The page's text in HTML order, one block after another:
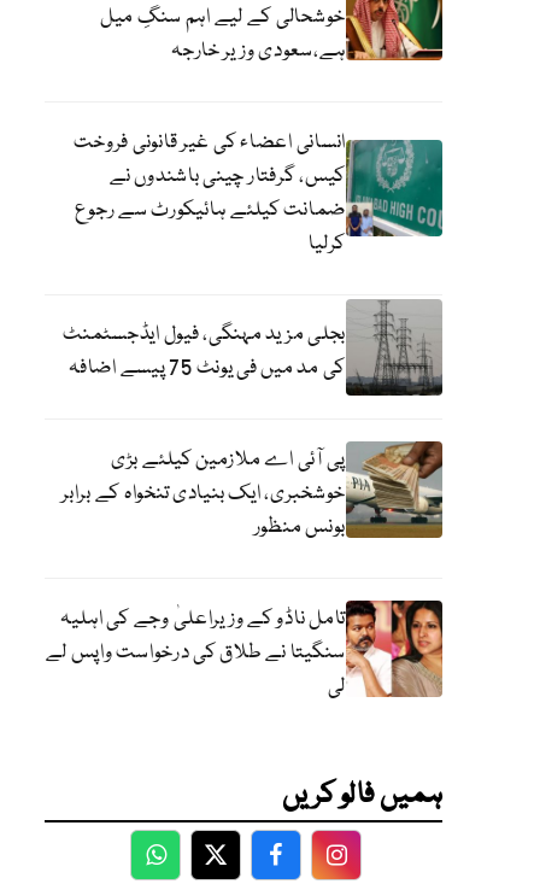
خوشحالی کے لیے اہم سنگِ میل
ہے،سعودی وزیر خارجہ
انسانی اعضاء کی غیر قانونی فروخت
کیس، گرفتار چینی باشندوں نے
ضمانت کیلئے ہائیکورٹ سے رجوع
کرلیا
بجلی مزید مہنگی، فیول ایڈجسٹمنٹ
کی مد میں فی یونٹ 75 پیسے اضافہ
پی آئی اے ملازمین کیلئے بڑی
خوشخبری، ایک بنیادی تنخواہ کے برابر
بونس منظور
تامل ناڈو کے وزیراعلیٰ وجے کی اہلیہ
سنگیتا نے طلاق کی درخواست واپس لے
لی
ہمیں فالو کریں
WhatsApp
TwitterFacebookFacebook